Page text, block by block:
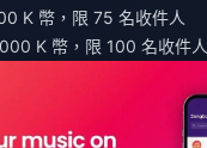
K 幣，限 75 名收件人
K 幣，限 100 名收件人